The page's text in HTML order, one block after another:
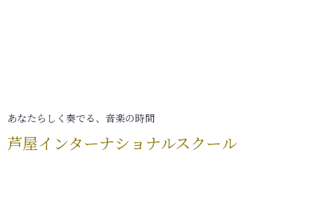
あなたらしく奏でる、音楽の時間
芦屋インターナショナルスクール